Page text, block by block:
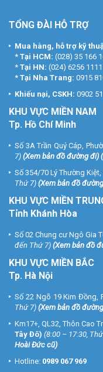
TỔNG ĐÀI HỖ TRỢ
Mua hàng, hỗ trợ kỹ
* Tại HCM: (028) 35 166
* Tại HN: (024) 6256 1111
* Tại Nha Trang: 0915
Khiếu nại, CSKH: 0902
KHU VỰC MIỀN NAM
Tp. Hồ Chí Minh
Số 3A Trần Quý Cáp,
7) (Xem bản đồ đường đi)
Số 354/70 Lý Thường
Thứ 7) (Xem bản đồ
KHU VỰC MIỀN
Tỉnh Khánh Hòa
Số 02 Chung cư Ngô Gia
đến Thứ 7) (Xem bản đồ
KHU VỰC MIỀN BẮC
Tp. Hà Nội
Số 22 Ngõ 19 Kim Đồng,
Thứ 7) (Xem bản đồ
Km17+, QL32, Thôn Cao
Tây Đô) (8:00 – 17:30,
Hoài Đức cũ)
Hotline: 0989 067 969